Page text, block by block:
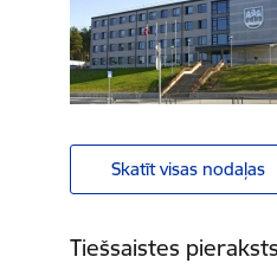
Skatīt visas nodaļas
Tiešsaistes pieraksts